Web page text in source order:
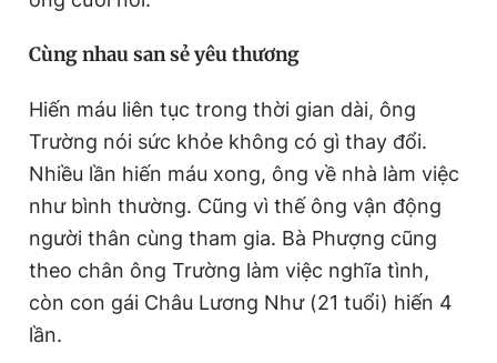
Cùng nhau san sẻ yêu thương
Hiến máu liên tục trong thời gian dài, ông
Trường nói sức khỏe không có gì thay đổi.
Nhiều lần hiến máu xong, ông về nhà làm việc
như bình thường. Cũng vì thế ông vận động
người thân cùng tham gia. Bà Phượng cũng
theo chân ông Trường làm việc nghĩa tình,
còn con gái Châu Lương Như (21 tuổi) hiến 4
lần.